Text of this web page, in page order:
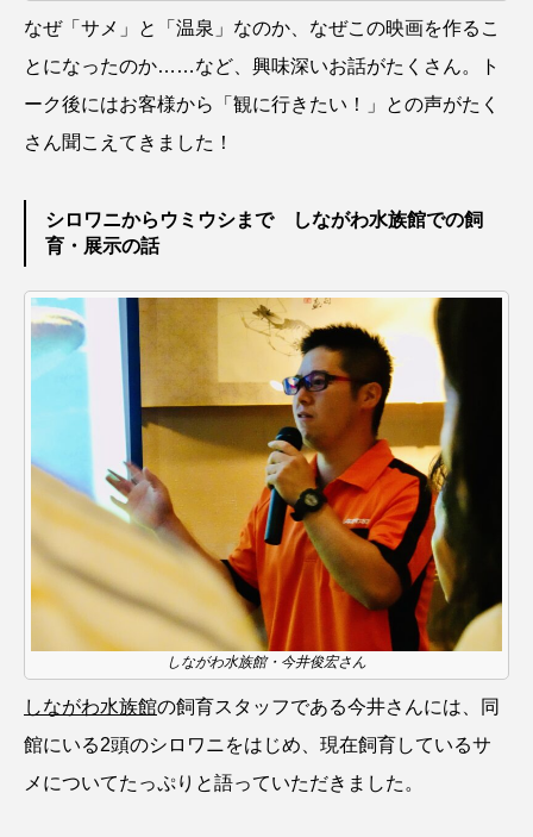
保全 健康 八景島シーパラダイス
共生 分析 分類 刺胞動物
剥製 動物園
北極 医療 南極大陸 同定
四万十川 四万十川学遊館あきついお 四国
四国水族館 図鑑 固有亜種 固有種
地域名 城崎マリンワールド
外来生物 外来種 外来魚
大分県 天然記念物 奈良県
宍道湖自然館ゴビウス 宮古島 寄生
対馬 寿司 小樽
屈斜路湖 岩手県
市立しものせき水族館・海響館 干支
なぜ「サメ」と「温泉」なのか、なぜこの映画を作るこ
とになったのか……など、興味深いお話がたくさん。ト
ーク後にはお客様から「観に行きたい！」との声がたく
さん聞こえてきました！
シロワニからウミウシまで しながわ水族館での飼
育・展示の話
しながわ水族館・今井俊宏さん
しながわ水族館の飼育スタッフである今井さんには、同
館にいる2頭のシロワニをはじめ、現在飼育しているサ
メについてたっぷりと語っていただきました。